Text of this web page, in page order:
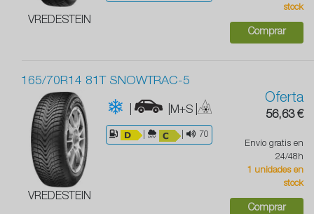
VREDESTEIN
stock
Comprar
165/70R14 81T SNOWTRAC-5
VREDESTEIN
| |M+S |
70
Oferta
56,63 €
Envío gratis en
24/48h
1 unidades en
stock
Comprar